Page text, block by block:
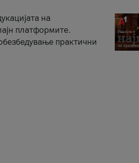
на
платформите.
практични